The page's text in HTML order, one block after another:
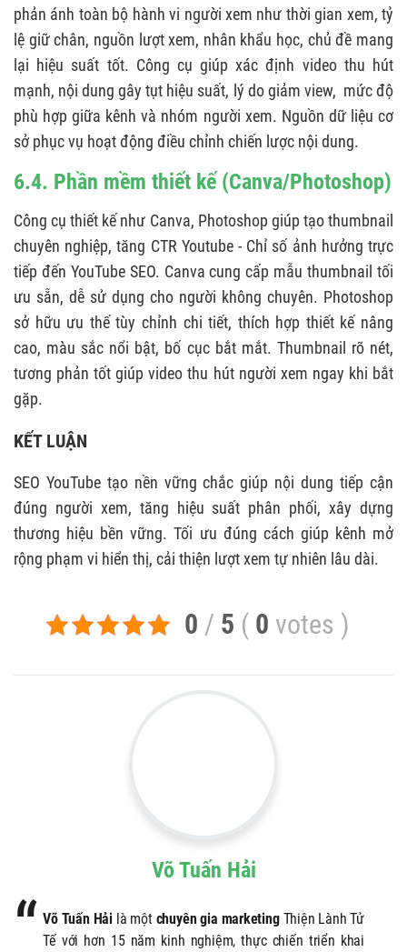
phản ánh toàn bộ hành vi người xem như thời gian xem, tỷ
lệ giữ chân, nguồn lượt xem, nhân khẩu học, chủ đề mang
lại hiệu suất tốt. Công cụ giúp xác định video thu hút
mạnh, nội dung gây tụt hiệu suất, lý do giảm view, mức độ
phù hợp giữa kênh và nhóm người xem. Nguồn dữ liệu cơ
sở phục vụ hoạt động điều chỉnh chiến lược nội dung.
6.4. Phần mềm thiết kế (Canva/Photoshop)
Công cụ thiết kế như Canva, Photoshop giúp tạo thumbnail
chuyên nghiệp, tăng CTR Youtube - Chỉ số ảnh hưởng trực
tiếp đến YouTube SEO. Canva cung cấp mẫu thumbnail tối
ưu sẵn, dễ sử dụng cho người không chuyên. Photoshop
sở hữu ưu thế tùy chỉnh chi tiết, thích hợp thiết kế nâng
cao, màu sắc nổi bật, bố cục bắt mắt. Thumbnail rõ nét,
tương phản tốt giúp video thu hút người xem ngay khi bắt
gặp.
KẾT LUẬN
SEO YouTube tạo nền vững chắc giúp nội dung tiếp cận
đúng người xem, tăng hiệu suất phân phối, xây dựng
thương hiệu bền vững. Tối ưu đúng cách giúp kênh mở
rộng phạm vi hiển thị, cải thiện lượt xem tự nhiên lâu dài.
0 / 5 ( 0 votes )
Võ Tuấn Hải
Võ Tuấn Hảilà một chuyên gia marketingThiện Lành Tử
Tế với hơn 15 năm kinh nghiệm, thực chiến triển khai